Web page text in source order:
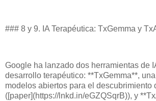
### 8 y 9. IA Terapéutica: TxGemma y
Google ha lanzado dos herramientas de
desarrollo terapéutico: **TxGemma**,
modelos abiertos para el descubrimiento
([paper](https://lnkd.in/eGZQSqrB)), y